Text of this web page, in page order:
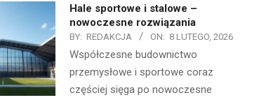
Hale sportowe i stalowe –
nowoczesne rozwiązania
BY: REDAKCJA ON: 8 LUTEGO, 2026
Współczesne budownictwo
przemysłowe i sportowe coraz
częściej sięga po nowoczesne